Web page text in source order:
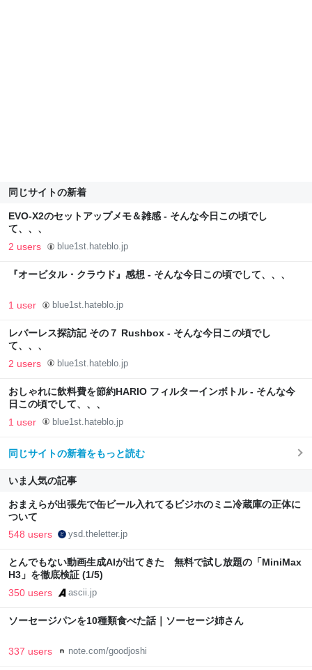
同じサイトの新着
EVO-X2のセットアップメモ＆雑感 - そんな今日この頃でし
て、、、
2 users blue1st.hateblo.jp
『オービタル・クラウド』感想 - そんな今日この頃でして、、、
1 user blue1st.hateblo.jp
レバーレス探訪記 その７ Rushbox - そんな今日この頃でし
て、、、
2 users blue1st.hateblo.jp
おしゃれに飲料費を節約HARIO フィルターインボトル - そんな今
日この頃でして、、、
1 user blue1st.hateblo.jp
同じサイトの新着をもっと読む
いま人気の記事
おまえらが出張先で缶ビール入れてるビジホのミニ冷蔵庫の正体に
ついて
548 users ysd.theletter.jp
とんでもない動画生成AIが出てきた 無料で試し放題の「MiniMax
H3」を徹底検証 (1/5)
350 users ascii.jp
ソーセージパンを10種類食べた話｜ソーセージ姉さん
337 users note.com/goodjoshi